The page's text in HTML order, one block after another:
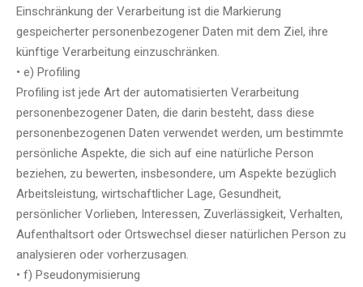
Einschränkung der Verarbeitung ist die Markierung
gespeicherter personenbezogener Daten mit dem Ziel, ihre
künftige Verarbeitung einzuschränken.
• e) Profiling
Profiling ist jede Art der automatisierten Verarbeitung
personenbezogener Daten, die darin besteht, dass diese
personenbezogenen Daten verwendet werden, um bestimmte
persönliche Aspekte, die sich auf eine natürliche Person
beziehen, zu bewerten, insbesondere, um Aspekte bezüglich
Arbeitsleistung, wirtschaftlicher Lage, Gesundheit,
persönlicher Vorlieben, Interessen, Zuverlässigkeit, Verhalten,
Aufenthaltsort oder Ortswechsel dieser natürlichen Person zu
analysieren oder vorherzusagen.
• f) Pseudonymisierung